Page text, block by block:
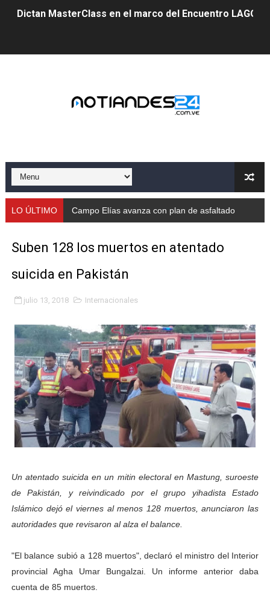
Dictan MasterClass en el marco del Encuentro LAGO
Gobernador Arnaldo Sánchez apadrina a más de 993
Mérida fortalece su reserva deportiva de cara a
Gobernación de Mérida instalará mesa de trabajo con
Hospital universitario muestra sus avances en visita
Instituto Nacional de Nutrición celebra Semana
Gobernación de Mérida fortalece el desarrollo
Corposalud inició talleres para aspirantes al curso de
Fortalecen formación académica de médicos en
Fortaleciendo la economía comunal en El Vigía con
Campo Elías consolida plan de bacheo en el sector La
Fundecem inició con éxito el taller vacacional de
El Lactario del Iahula celebra la Semana Mundial de la
Plan Vacacional "Venezuela Ríe 2026" brinda
LO ÚLTIMO Campo Elías avanza con plan de asfaltado
Suben 128 los muertos en atentado
suicida en Pakistán
julio 13, 2018 Internacionales
Un atentado suicida en un mitin electoral en Mastung, suroeste
de Pakistán, y reivindicado por el grupo yihadista Estado
Islámico dejó el viernes al menos 128 muertos, anunciaron las
autoridades que revisaron al alza el balance.
"El balance subió a 128 muertos", declaró el ministro del Interior
provincial Agha Umar Bungalzai. Un informe anterior daba
cuenta de 85 muertos.